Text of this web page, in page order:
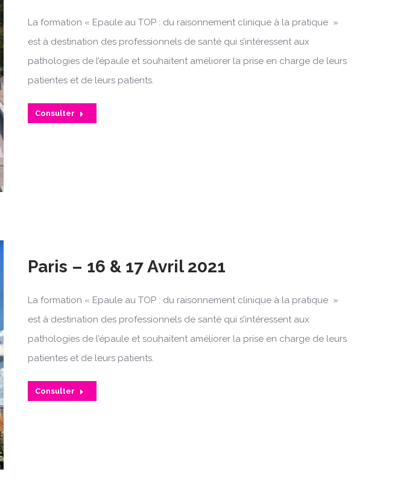
La formation « Epaule au TOP : du raisonnement clinique à la pratique »
est à destination des professionnels de santé qui s’intéressent aux
pathologies de l’épaule et souhaitent améliorer la prise en charge de leurs
patientes et de leurs patients.
Consulter
Paris – 16 & 17 Avril 2021
La formation « Epaule au TOP : du raisonnement clinique à la pratique »
est à destination des professionnels de santé qui s’intéressent aux
pathologies de l’épaule et souhaitent améliorer la prise en charge de leurs
patientes et de leurs patients.
Consulter